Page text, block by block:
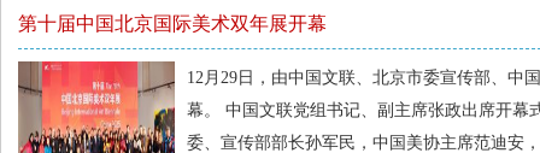
第十届中国北京国际美术双年展开幕
12月29日，由中国文联、北京市委宣传部、中
幕。 中国文联党组书记、副主席张政出席开
委、宣传部部长孙军民，中国美协主席范迪安